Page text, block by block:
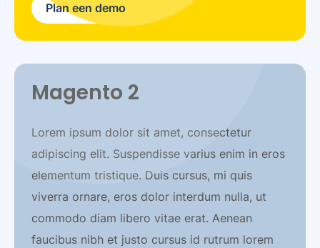
Plan een demo
Magento 2
Lorem ipsum dolor sit amet, consectetur
adipiscing elit. Suspendisse varius enim in eros
elementum tristique. Duis cursus, mi quis
viverra ornare, eros dolor interdum nulla, ut
commodo diam libero vitae erat. Aenean
faucibus nibh et justo cursus id rutrum lorem